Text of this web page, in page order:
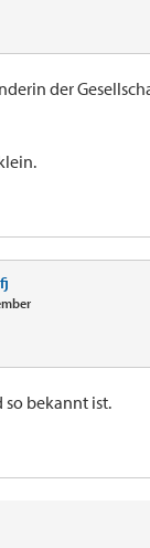
der
so bekannt ist.